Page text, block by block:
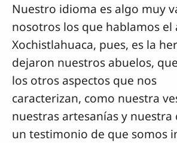
Nuestro idioma es algo muy
nosotros los que hablamos el
Xochistlahuaca, pues, es la
dejaron nuestros abuelos,
los otros aspectos que nos
caracterizan, como nuestra
nuestras artesanías y nuestra
un testimonio de que somos